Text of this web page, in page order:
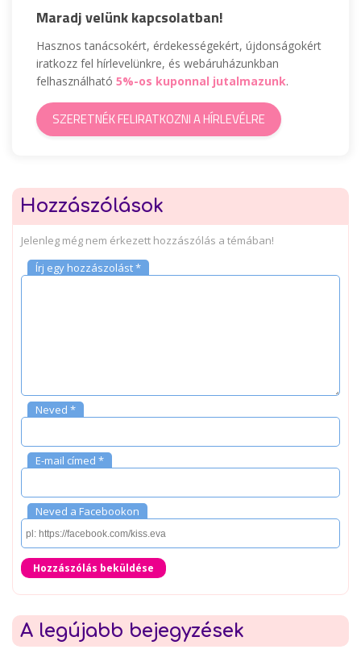
Maradj velünk kapcsolatban!
Hasznos tanácsokért, érdekességekért, újdonságokért
iratkozz fel hírlevelünkre, és webáruházunkban
felhasználható 5%-os kuponnal jutalmazunk.
SZERETNÉK FELIRATKOZNI A HÍRLEVÉLRE
Hozzászólások
Jelenleg még nem érkezett hozzászólás a témában!
Írj egy hozzászolást *
Neved *
E-mail címed *
Neved a Facebookon
Hozzászólás beküldése
A legújabb bejegyzések